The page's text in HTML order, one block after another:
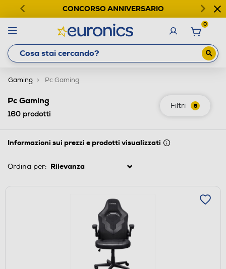
CONCORSO ANNIVERSARIO
0
Gaming Pc Gaming
Filtri 5
Pc Gaming
160 prodotti
Informazioni sui prezzi e prodotti visualizzati
Ordina per: